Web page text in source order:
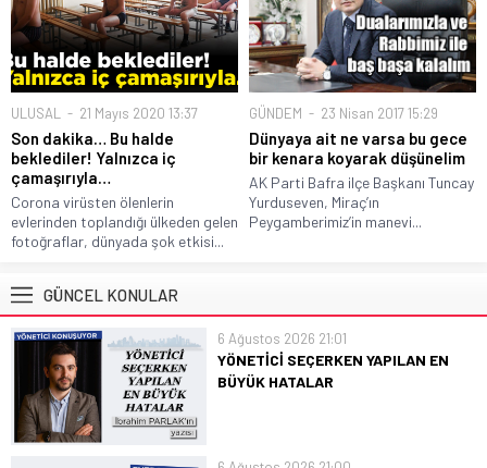
ULUSAL 21 Mayıs 2020 13:37
Son dakika… Bu halde
beklediler! Yalnızca iç
çamaşırıyla…
Corona virüsten ölenlerin
evlerinden toplandığı ülkeden gelen
fotoğraflar, dünyada şok etkisi...
GÜNDEM 23 Nisan 2017 15:29
Dünyaya ait ne varsa bu gece
bir kenara koyarak düşünelim
AK Parti Bafra ilçe Başkanı Tuncay
Yurduseven, Miraç’ın
Peygamberimiz’in manevi...
GÜNCEL KONULAR
6 Ağustos 2026 21:01
YÖNETİCİ SEÇERKEN YAPILAN EN
BÜYÜK HATALAR